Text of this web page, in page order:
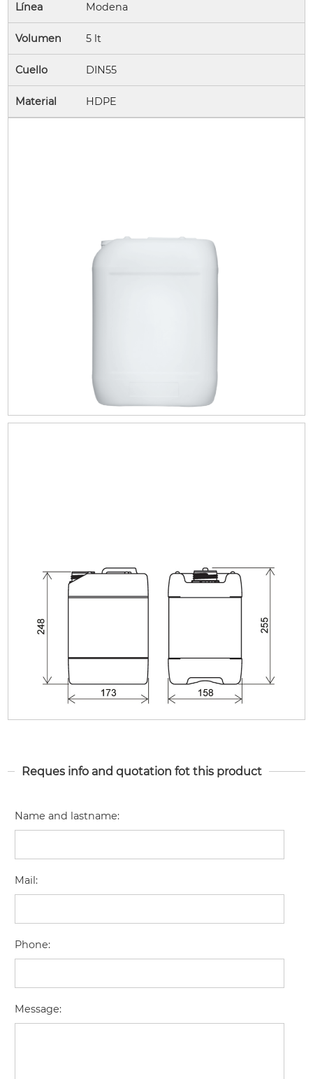
Línea Modena
Volumen 5 lt
Cuello DIN55
Material HDPE
Reques info and quotation fot this product
Name and lastname:
Mail:
Phone:
Message: